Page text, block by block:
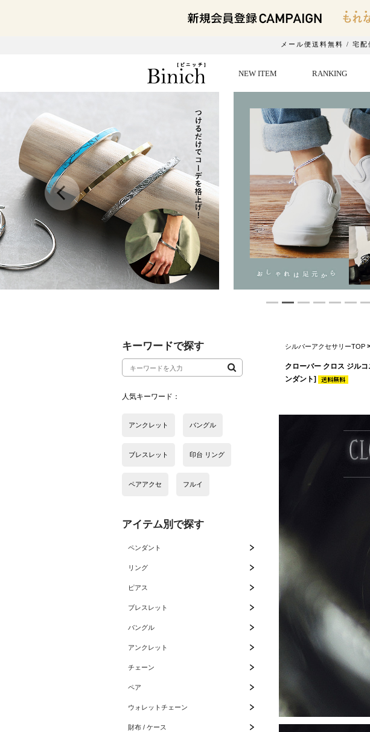
アイテム別で探す
ペンダント
リング
ピアス
ブレスレット
バングル
アンクレット
チェーン
ペア
ウォレットチェーン
財布 / ケース
シルバーアクセサリーTOP
クローバー クロス ジル
ンダント]